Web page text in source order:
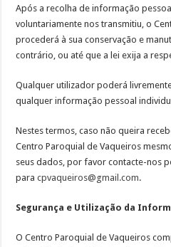
Após a recolha de informação
voluntariamente nos transmitiu, o
procederá à sua conservação e
contrário, ou até que a lei exija a
Qualquer utilizador poderá
qualquer informação pessoal
Nestes termos, caso não queira
Centro Paroquial de Vaqueiros
seus dados, por favor contacte-nos
paracpvaqueiros@gmail.com.
Segurança e Utilização da
O Centro Paroquial de Vaqueiros